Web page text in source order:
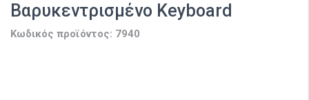
Βαρυκεντρισμένο Keyboard
Κωδικός προϊόντος: 7940